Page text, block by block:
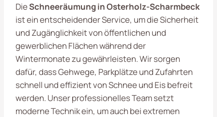
DieSchneeräumung in Osterholz-Scharmbeck
ist ein entscheidender Service, um die Sicherheit
und Zugänglichkeit von öffentlichen und
gewerblichen Flächen während der
Wintermonate zu gewährleisten. Wir sorgen
dafür, dass Gehwege, Parkplätze und Zufahrten
schnell und effizient von Schnee und Eis befreit
werden. Unser professionelles Team setzt
moderne Technik ein, um auch bei extremen